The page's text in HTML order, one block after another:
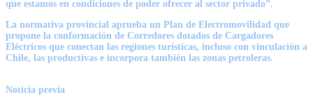
que estamos en condiciones de poder ofrecer al sector privado”.
La normativa provincial aprueba un Plan de Electromovilidad que
propone la conformación de Corredores dotados de Cargadores
Eléctricos que conectan las regiones turísticas, incluso con vinculación a
Chile, las productivas e incorpora también las zonas petroleras.
Noticia previa